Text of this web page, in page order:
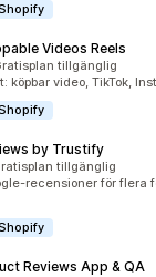
Videos Reels
totalt tillgänglig
köpbar video, TikTok,
by Trustify
totalt tillgänglig
recensioner för flera
Reviews App & QA